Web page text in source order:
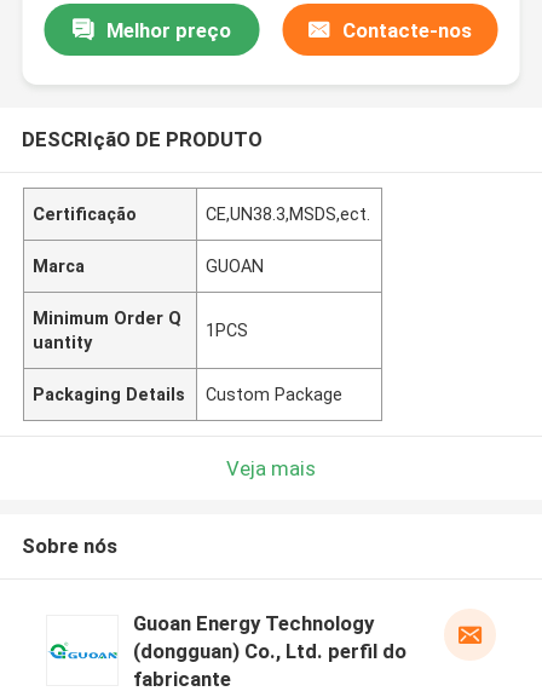
Melhor preço Contacte-nos
DESCRIçãO DE PRODUTO
Certificação CE,UN38.3,MSDS,ect.
Marca GUOAN
Minimum Order Q
uantity
1PCS
Packaging Details Custom Package
Veja mais
Sobre nós
Guoan Energy Technology
(dongguan) Co., Ltd. perfil do
fabricante